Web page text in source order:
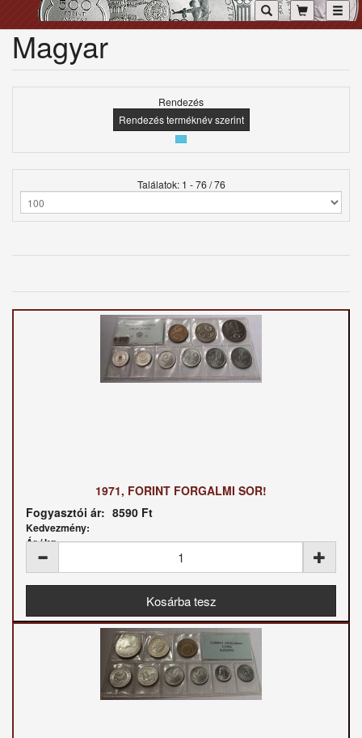
Magyar
Rendezés
Rendezés terméknév szerint
Találatok: 1 - 76 / 76
1971, FORINT FORGALMI SOR!
Fogyasztói ár: 8590 Ft
Kedvezmény:
Ár / kg: